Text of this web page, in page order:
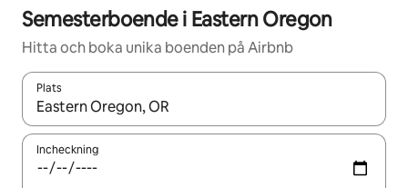
Semesterboende i Eastern Oregon
Hitta och boka unika boenden på Airbnb
Plats
När resultaten är tillgängliga kan du navigera med upp- och
Incheckning